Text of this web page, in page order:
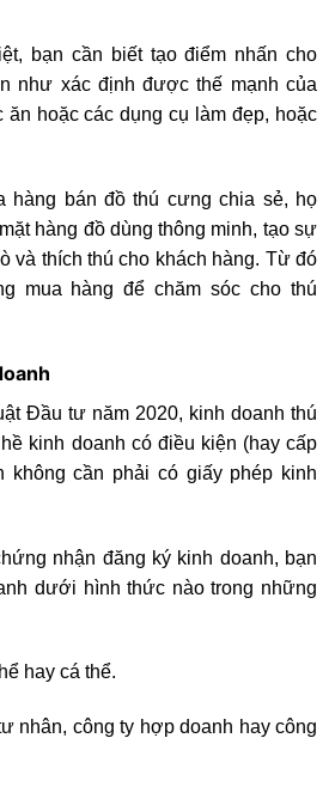
bạn cần biết tạo điểm nhấn cho
như xác định được thế mạnh của
hoặc các dụng cụ làm đẹp, hoặc
hàng bán đồ thú cưng chia sẻ, họ
hàng đồ dùng thông minh, tạo sự
và thích thú cho khách hàng. Từ đó
mua hàng để chăm sóc cho thú
Đầu tư năm 2020, kinh doanh thú
kinh doanh có điều kiện (hay cấp
không cần phải có giấy phép kinh
nhận đăng ký kinh doanh, bạn
dưới hình thức nào trong những
hay cá thể.
nhân, công ty hợp doanh hay công